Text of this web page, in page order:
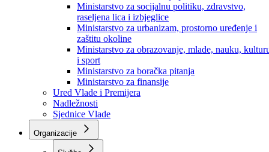
Ministarstvo za privredu
Ministarstvo za pravosuđe, upravu i radne odnose
Ministarstvo za unutrašnje poslove
Ministarstvo za socijalnu politiku, zdravstvo,
raseljena lica i izbjeglice
Ministarstvo za urbanizam, prostorno uređenje i
zaštitu okoline
Ministarstvo za obrazovanje, mlade, nauku,
i sport
Ministarstvo za boračka pitanja
Ministarstvo za finansije
Ured Vlade i Premijera
Nadležnosti
Sjednice Vlade